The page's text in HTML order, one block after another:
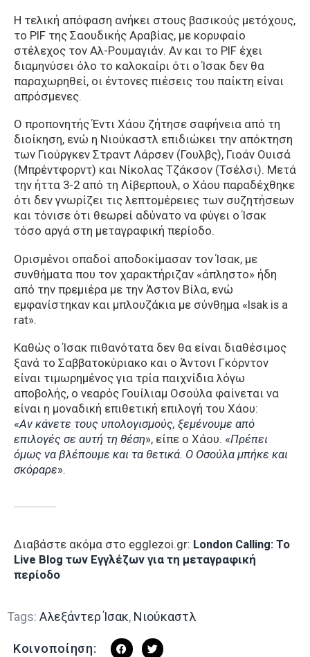
Η τελική απόφαση ανήκει στους βασικούς μετόχους,
το PIF της Σαουδικής Αραβίας, με κορυφαίο
στέλεχος τον Αλ-Ρουμαγιάν. Αν και το PIF έχει
διαμηνύσει όλο το καλοκαίρι ότι ο Ίσακ δεν θα
παραχωρηθεί, οι έντονες πιέσεις του παίκτη είναι
απρόσμενες.
Ο προπονητής Έντι Χάου ζήτησε σαφήνεια από τη
διοίκηση, ενώ η Νιούκαστλ επιδιώκει την απόκτηση
των Γιούργκεν Στραντ Λάρσεν (Γουλβς), Γιοάν Ουισά
(Μπρέντφορντ) και Νίκολας Τζάκσον (Τσέλσι). Μετά
την ήττα 3-2 από τη Λίβερπουλ, ο Χάου παραδέχθηκε
ότι δεν γνωρίζει τις λεπτομέρειες των συζητήσεων
και τόνισε ότι θεωρεί αδύνατο να φύγει ο Ίσακ
τόσο αργά στη μεταγραφική περίοδο.
Ορισμένοι οπαδοί αποδοκίμασαν τον Ίσακ, με
συνθήματα που τον χαρακτήριζαν «άπληστο» ήδη
από την πρεμιέρα με την Άστον Βίλα, ενώ
εμφανίστηκαν και μπλουζάκια με σύνθημα «Isak is a
rat».
Καθώς ο Ίσακ πιθανότατα δεν θα είναι διαθέσιμος
ξανά το Σαββατοκύριακο και ο Άντονι Γκόρντον
είναι τιμωρημένος για τρία παιχνίδια λόγω
αποβολής, ο νεαρός Γουίλιαμ Οσούλα φαίνεται να
είναι η μοναδική επιθετική επιλογή του Χάου:
«Αν κάνετε τους υπολογισμούς, ξεμένουμε από
επιλογές σε αυτή τη θέση», είπε ο Χάου. «Πρέπει
όμως να βλέπουμε και τα θετικά. Ο Οσούλα μπήκε και
σκόραρε».
Διαβάστε ακόμα στο egglezoi.gr: London Calling: To
Live Blog των Εγγλέζων για τη μεταγραφική
περίοδο
Tags: Αλεξάντερ Ίσακ, Νιούκαστλ
Κοινοποίηση: